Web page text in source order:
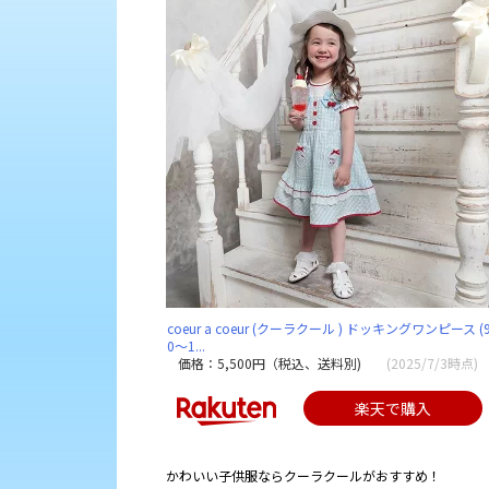
coeur a coeur (クーラクール ) ドッキングワンピース
0〜1...
価格：5,500円（税込、送料別)
(2025/7/3時点)
楽天で購入
かわいい子供服ならクーラクールがおすすめ！